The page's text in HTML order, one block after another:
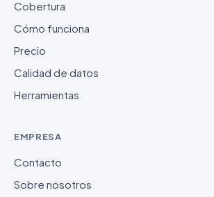
Cobertura
Cómo funciona
Precio
Calidad de datos
Herramientas
EMPRESA
Contacto
Sobre nosotros